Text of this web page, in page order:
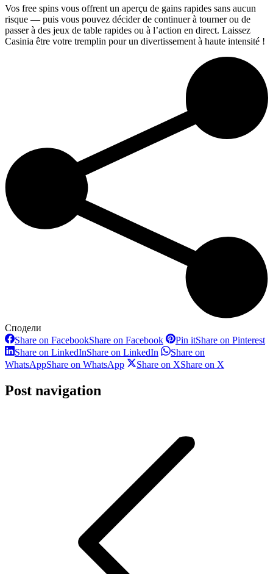
Vos free spins vous offrent un aperçu de gains rapides sans aucun
risque — puis vous pouvez décider de continuer à tourner ou de
passer à des jeux de table rapides ou à l’action en direct. Laissez
Casinia être votre tremplin pour un divertissement à haute intensité !
Сподели
Share on FacebookShare on Facebook Pin itShare on Pinterest
Share on LinkedInShare on LinkedIn
Share on
WhatsAppShare on WhatsApp Share on XShare on X
Post navigation